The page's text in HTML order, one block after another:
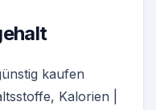
kaufen
Kalorien |